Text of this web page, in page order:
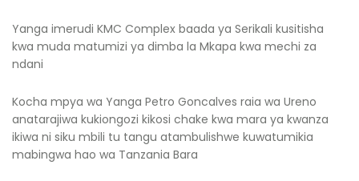
Yanga imerudi KMC Complex baada ya Serikali kusitisha
kwa muda matumizi ya dimba la Mkapa kwa mechi za
ndani
Kocha mpya wa Yanga Petro Goncalves raia wa Ureno
anatarajiwa kukiongozi kikosi chake kwa mara ya kwanza
ikiwa ni siku mbili tu tangu atambulishwe kuwatumikia
mabingwa hao wa Tanzania Bara